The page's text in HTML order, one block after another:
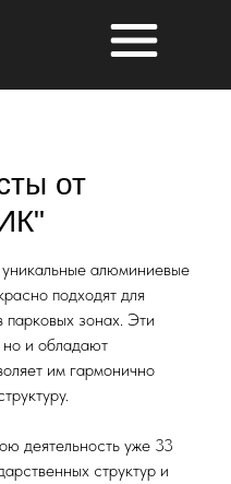
от
алюминиевые
подходят для
парковых зонах. Эти
но и обладают
им гармонично
деятельность уже 33
структур и